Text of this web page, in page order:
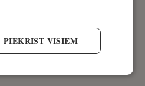
PIEKRIST VISIEM